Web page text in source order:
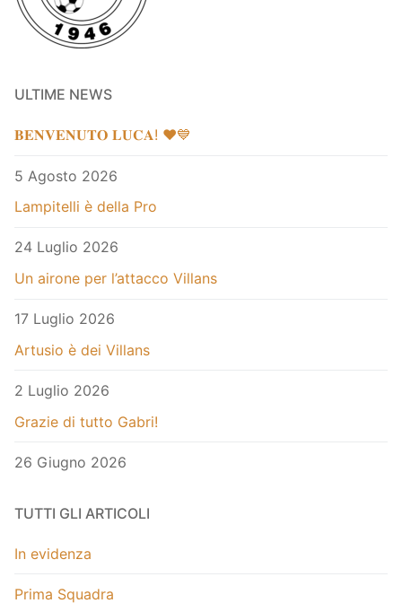
ULTIME NEWS
𝐁𝐄𝐍𝐕𝐄𝐍𝐔𝐓𝐎 𝐋𝐔𝐂𝐀! ❤️💙
5 Agosto 2026
Lampitelli è della Pro
24 Luglio 2026
Un airone per l’attacco Villans
17 Luglio 2026
Artusio è dei Villans
2 Luglio 2026
Grazie di tutto Gabri!
26 Giugno 2026
TUTTI GLI ARTICOLI
In evidenza
Prima Squadra